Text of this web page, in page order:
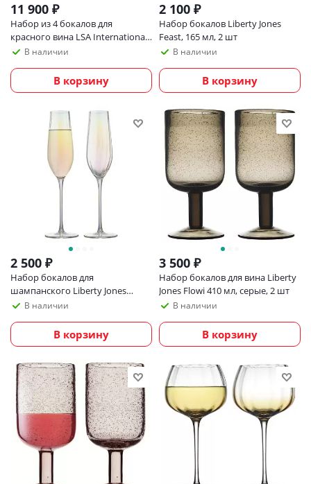
11 900 ₽
Набор из 4 бокалов для
красного вина LSA International
PearlВ наличии
В корзину
2 100 ₽
Набор бокалов Liberty Jones
Feast, 165 мл, 2 шт
В наличии
В корзину
2 500 ₽
Набор бокалов для
шампанского Liberty Jones
Gemma Opal, 225 мл, 2 шт
В наличии
В корзину
3 500 ₽
Набор бокалов для вина Liberty
Jones Flowi 410 мл, серые, 2 шт
В наличии
В корзину